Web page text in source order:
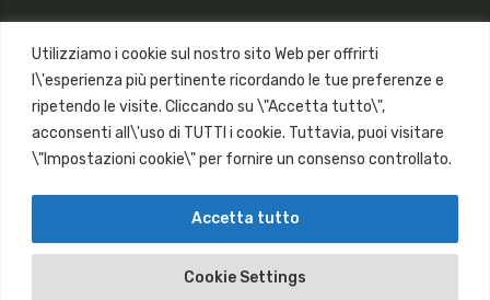
Utilizziamo i cookie sul nostro sito Web per offrirti
l\'esperienza più pertinente ricordando le tue preferenze e
ripetendo le visite. Cliccando su \"Accetta tutto\",
acconsenti all\'uso di TUTTI i cookie. Tuttavia, puoi visitare
\"Impostazioni cookie\" per fornire un consenso controllato.
Cookie Settings
Accetta tutto